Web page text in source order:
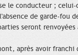
le conducteur ;
de garde-fou
seront renvoyées
après avoir